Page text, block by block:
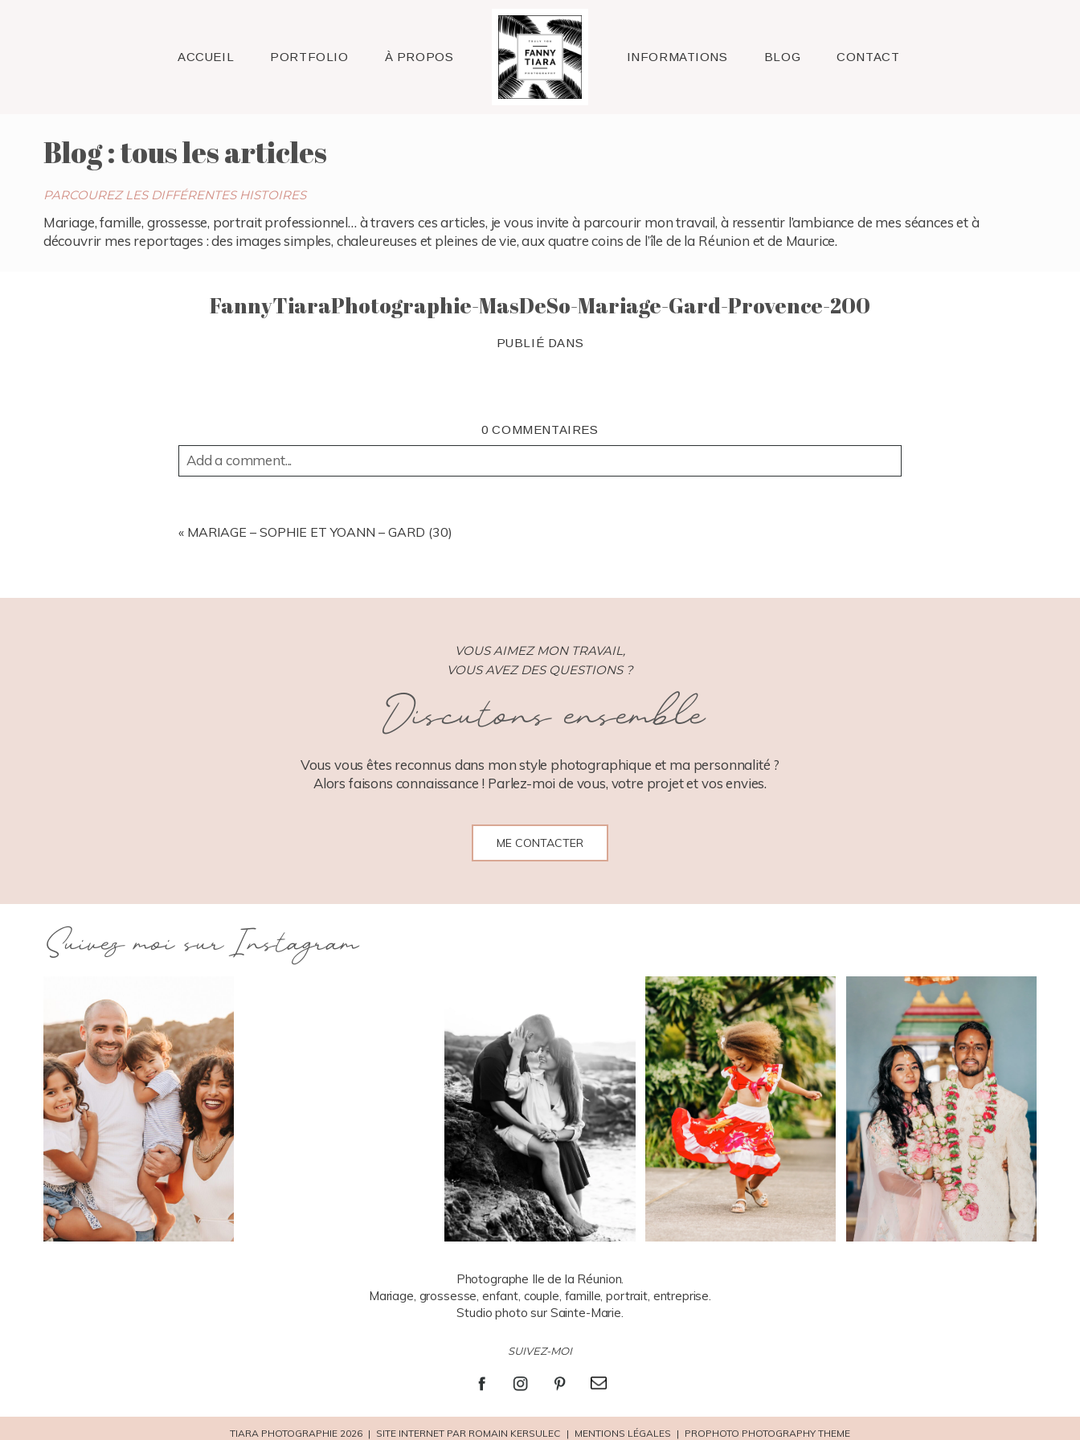
ACCUEIL PORTFOLIO À PROPOS Raleigh INFORMATIONS BLOG CONTACT
Blog : tous les articles
PARCOUREZ LES DIFFÉRENTES HISTOIRES
Mariage, famille, grossesse, portrait professionnel… à travers ces articles, je vous invite à parcourir mon travail, à ressentir l’ambiance de mes séances et à
découvrir mes reportages : des images simples, chaleureuses et pleines de vie, aux quatre coins de l’île de la Réunion et de Maurice.
FannyTiaraPhotographie-MasDeSo-Mariage-Gard-Provence-200
PUBLIÉ DANS
0 COMMENTAIRES
Add a comment...
« MARIAGE – SOPHIE ET YOANN – GARD (30)
VOUS AIMEZ MON TRAVAIL,
VOUS AVEZ DES QUESTIONS ?
Discutons ensemble
Vous vous êtes reconnus dans mon style photographique et ma personnalité ?
Alors faisons connaissance ! Parlez-moi de vous, votre projet et vos envies.
ME CONTACTER
Suivez moi sur Instagram
Photographe Ile de la Réunion.
Mariage, grossesse, enfant, couple, famille, portrait, entreprise.
Studio photo sur Sainte-Marie.
SUIVEZ-MOI
TIARA PHOTOGRAPHIE 2026 | SITE INTERNET PAR ROMAIN KERSULEC | MENTIONS LÉGALES | PROPHOTO PHOTOGRAPHY THEME